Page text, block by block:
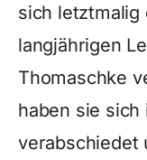
sich letztmalig
langjährigen
Thomaschke
haben sie sich
verabschiedet